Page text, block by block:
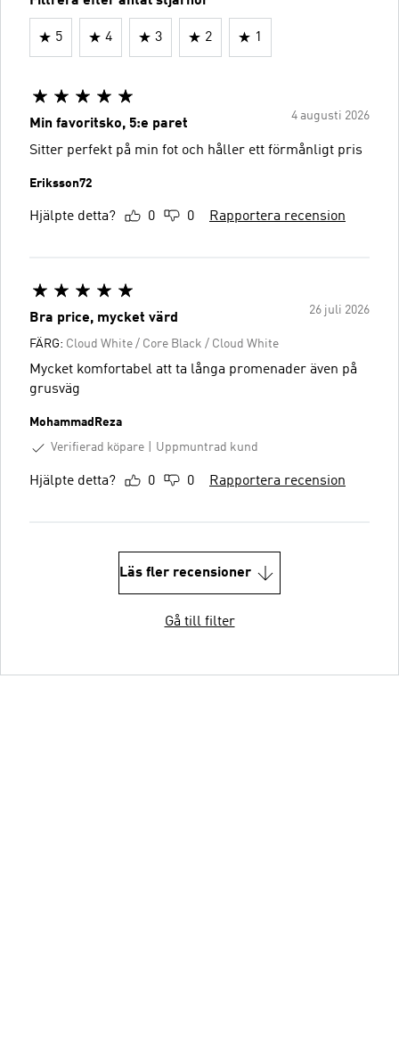
5 4 3 2 1
4 augusti 2026
Min favoritsko, 5:e paret
Sitter perfekt på min fot och håller ett förmånligt pris
Eriksson72
Hjälpte detta? 0 0 Rapportera recension
26 juli 2026
Bra price, mycket värd
FÄRG: Cloud White / Core Black / Cloud White
Mycket komfortabel att ta långa promenader även på
grusväg
MohammadReza
Verifierad köpare
Uppmuntrad kund
Hjälpte detta? 0 0 Rapportera recension
Läs fler recensioner
Gå till filter